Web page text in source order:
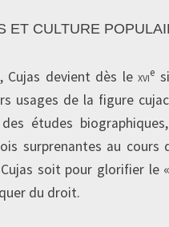
ET CULTURE
Cujas devient dès lexvie
usages de la figure
études
surprenantes au
soit pour glorifier le
du droit.